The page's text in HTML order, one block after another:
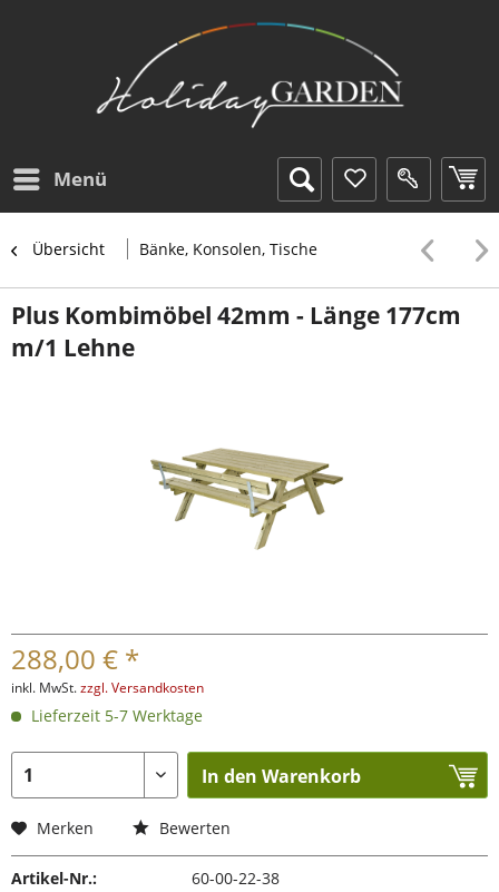
Menü
Übersicht Bänke, Konsolen, Tische
Plus Kombimöbel 42mm - Länge 177cm
m/1 Lehne
288,00 € *
inkl. MwSt.zzgl. Versandkosten
Lieferzeit 5-7 Werktage
In den Warenkorb
Merken Bewerten
Artikel-Nr.: 60-00-22-38